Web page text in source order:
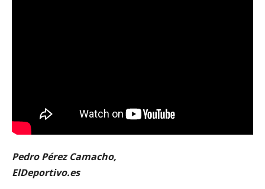
Pedro Pérez Camacho,
ElDeportivo.es